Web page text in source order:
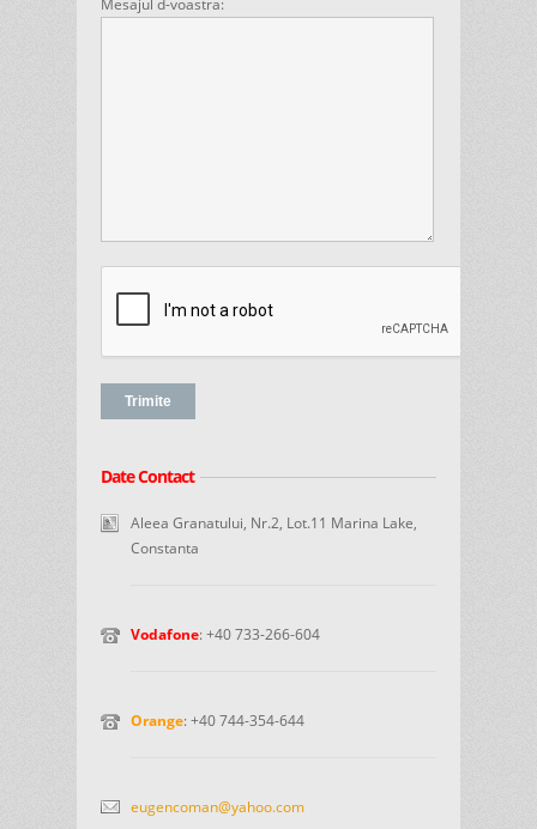
Mesajul d-voastra:
Date Contact
Aleea Granatului, Nr.2, Lot.11 Marina Lake,
Constanta
Vodafone: +40 733-266-604
Orange: +40 744-354-644
eugencoman@yahoo.com